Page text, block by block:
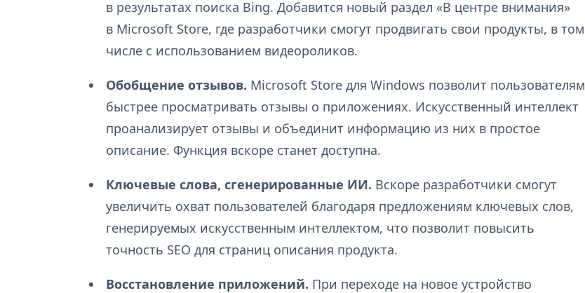
в результатах поиска Bing. Добавится новый раздел «В центре внимания»
в Microsoft Store, где разработчики смогут продвигать свои продукты, в том
числе с использованием видеороликов.
Обобщение отзывов. Microsoft Store для Windows позволит пользователям
быстрее просматривать отзывы о приложениях. Искусственный интеллект
проанализирует отзывы и объединит информацию из них в простое
описание. Функция вскоре станет доступна.
Ключевые слова, сгенерированные ИИ. Вскоре разработчики смогут
увеличить охват пользователей благодаря предложениям ключевых слов,
генерируемых искусственным интеллектом, что позволит повысить
точность SEO для страниц описания продукта.
Восстановление приложений. При переходе на новое устройство